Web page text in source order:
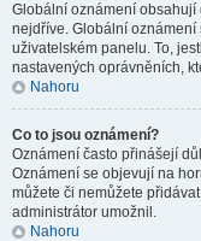
Globální oznámení obsahují
nejdříve. Globální oznámení
uživatelském panelu. To,
nastavených oprávněních,
Nahoru
Co to jsou oznámení?
Oznámení často přinášejí
Oznámení se objevují na
můžete či nemůžete
administrátor umožnil.
Nahoru